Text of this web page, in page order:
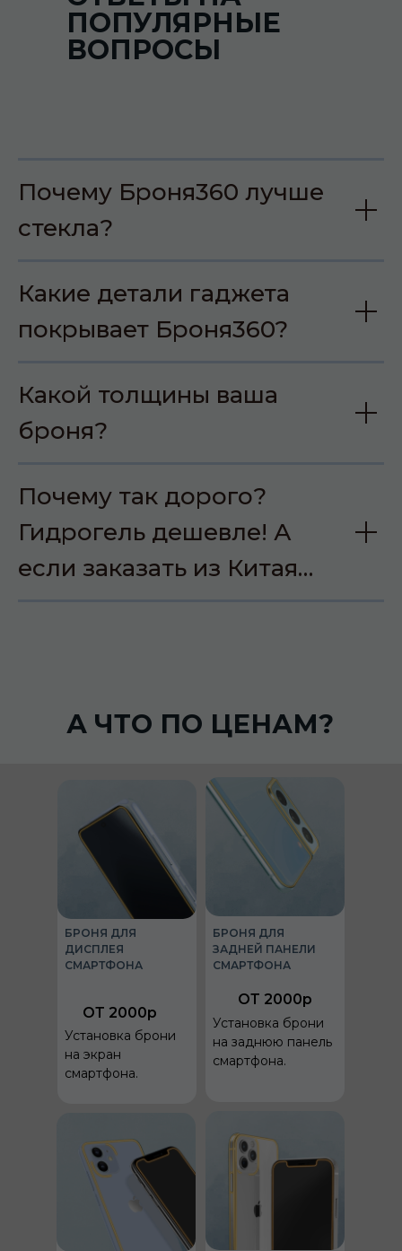
ПОПУЛЯРНЫЕ
ВОПРОСЫ
Почему Броня360 лучше
стекла?
Какие детали гаджета
покрывает Броня360?
Какой толщины ваша
броня?
Почему так дорого?
Гидрогель дешевле! А
если заказать из Китая…
А ЧТО ПО ЦЕНАМ?
БРОНЯ ДЛЯ
ДИСПЛЕЯ
СМАРТФОНА
ОТ 2000р
Установка брони
на экран
смартфона.
БРОНЯ ДЛЯ
ЗАДНЕЙ ПАНЕЛИ
СМАРТФОНА
ОТ 2000р
Установка брони
на заднюю панель
смартфона.